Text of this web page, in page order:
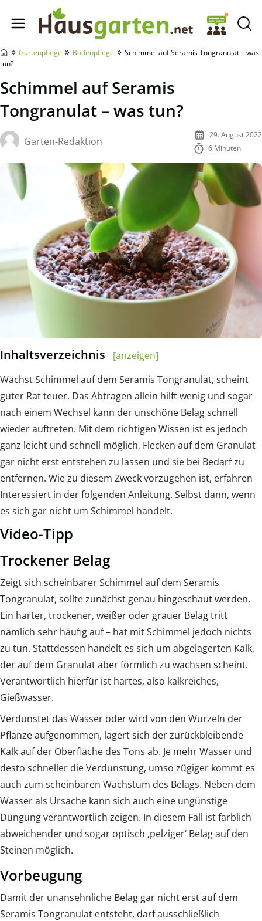
Hausgarten.net
» Gartenpflege » Bodenpflege » Schimmel auf Seramis Tongranulat – was
tun?
Schimmel auf Seramis
Tongranulat – was tun?
Garten-Redaktion
29. August 2022
6 Minuten
Inhaltsverzeichnis
[anzeigen]
Wächst Schimmel auf dem Seramis Tongranulat, scheint
guter Rat teuer. Das Abtragen allein hilft wenig und sogar
nach einem Wechsel kann der unschöne Belag schnell
wieder auftreten. Mit dem richtigen Wissen ist es jedoch
ganz leicht und schnell möglich, Flecken auf dem Granulat
gar nicht erst entstehen zu lassen und sie bei Bedarf zu
entfernen. Wie zu diesem Zweck vorzugehen ist, erfahren
Interessiert in der folgenden Anleitung. Selbst dann, wenn
es sich gar nicht um Schimmel handelt.
Video-Tipp
Trockener Belag
Zeigt sich scheinbarer Schimmel auf dem Seramis
Tongranulat, sollte zunächst genau hingeschaut werden.
Ein harter, trockener, weißer oder grauer Belag tritt
nämlich sehr häufig auf – hat mit Schimmel jedoch nichts
zu tun. Stattdessen handelt es sich um abgelagerten Kalk,
der auf dem Granulat aber förmlich zu wachsen scheint.
Verantwortlich hierfür ist hartes, also kalkreiches,
Gießwasser.
Verdunstet das Wasser oder wird von den Wurzeln der
Pflanze aufgenommen, lagert sich der zurückbleibende
Kalk auf der Oberfläche des Tons ab. Je mehr Wasser und
desto schneller die Verdunstung, umso zügiger kommt es
auch zum scheinbaren Wachstum des Belags. Neben dem
Wasser als Ursache kann sich auch eine ungünstige
Düngung verantwortlich zeigen. In diesem Fall ist farblich
abweichender und sogar optisch ‚pelziger‘ Belag auf den
Steinen möglich.
Vorbeugung
Damit der unansehnliche Belag gar nicht erst auf dem
Seramis Tongranulat entsteht, darf ausschließlich